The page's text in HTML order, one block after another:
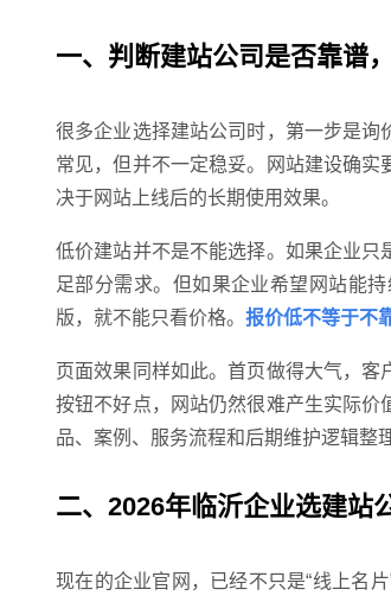
一、判断建站公司是否靠谱
很多企业选择建站公司时，第一步是
常见，但并不一定稳妥。网站建设确
决于网站上线后的长期使用效果。
低价建站并不是不能选择。如果企业
足部分需求。但如果企业希望网站能
版，就不能只看价格。报价低不等于不
页面效果同样如此。首页做得大气，
按钮不好点，网站仍然很难产生实际
品、案例、服务流程和后期维护逻辑整
二、2026年临沂企业选建站
现在的企业官网，已经不只是“线上名